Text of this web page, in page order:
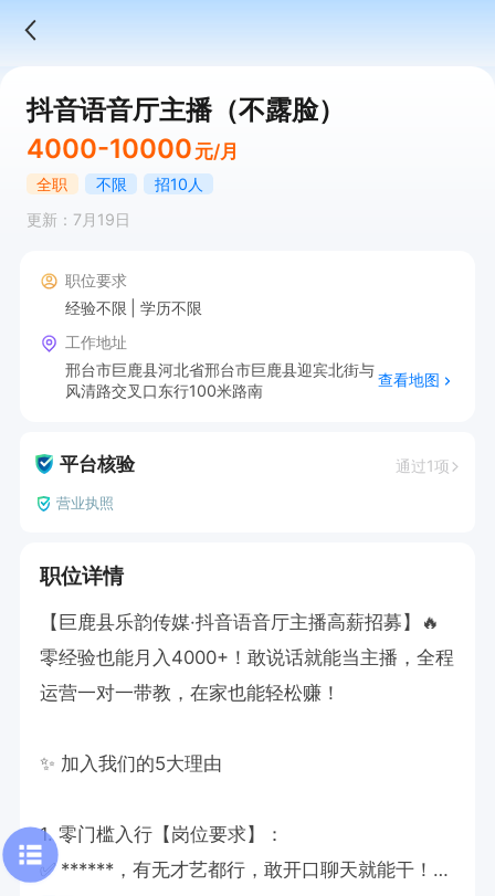
抖音语音厅主播（不露脸）
4000-10000 元/月
全职 不限
招10人
更新：7月19日
职位要求
经验不限
学历不限
工作地址
邢台市巨鹿县河北省邢台市巨鹿县迎宾北街与
风清路交叉口东行100米路南
查看地图
平台核验 通过1项
营业执照
职位详情
【巨鹿县乐韵传媒·抖音语音厅主播高薪招募】🔥
零经验也能月入4000+！敢说话就能当主播，全程
运营一对一带教，在家也能轻松赚！
✨ 加入我们的5大理由
1. 零门槛入行【岗位要求】：
✅ ******，有无才艺都行，敢开口聊天就能干！